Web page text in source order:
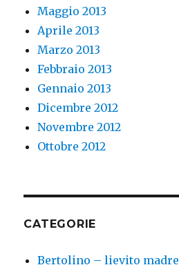
Maggio 2013
Aprile 2013
Marzo 2013
Febbraio 2013
Gennaio 2013
Dicembre 2012
Novembre 2012
Ottobre 2012
CATEGORIE
Bertolino – lievito madre